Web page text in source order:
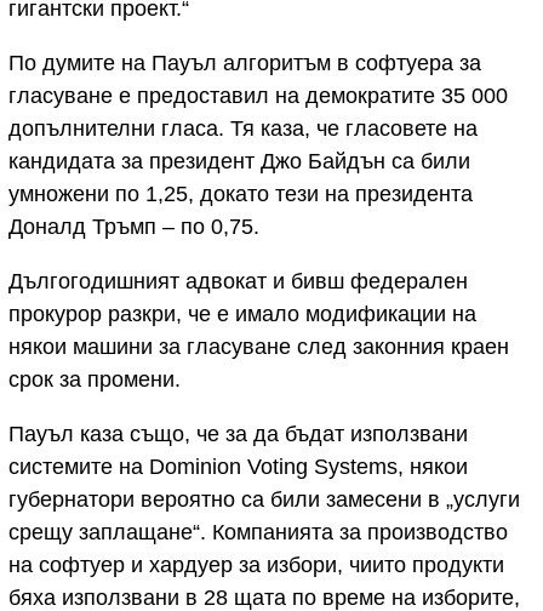
гигантски проект.“
По думите на Пауъл алгоритъм в софтуера за
гласуване е предоставил на демократите 35 000
допълнителни гласа. Тя каза, че гласовете на
кандидата за президент Джо Байдън са били
умножени по 1,25, докато тези на президента
Доналд Тръмп – по 0,75.
Дългогодишният адвокат и бивш федерален
прокурор разкри, че е имало модификации на
някои машини за гласуване след законния краен
срок за промени.
Пауъл каза също, че за да бъдат използвани
системите на Dominion Voting Systems, някои
губернатори вероятно са били замесени в „услуги
срещу заплащане“. Компанията за производство
на софтуер и хардуер за избори, чиито продукти
бяха използвани в 28 щата по време на изборите,